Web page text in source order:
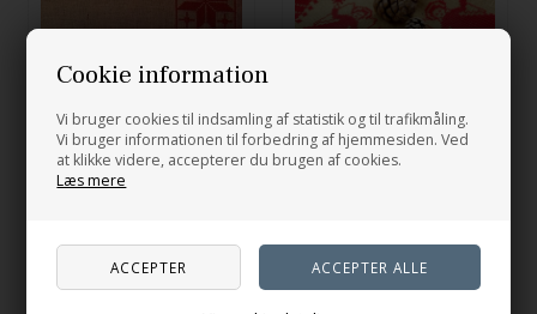
Cookie information
Vi bruger cookies til indsamling af statistik og til trafikmåling.
Vi bruger informationen til forbedring af hjemmesiden. Ved
at klikke videre, accepterer du brugen af cookies.
Læs mere
Hjerter og stjerner
På lager
På lager